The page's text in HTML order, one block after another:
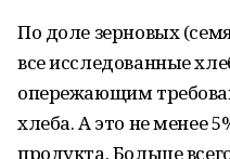
По доле зерновых
все исследованные
опережающим
хлеба. А это не менее
продукта. Больше